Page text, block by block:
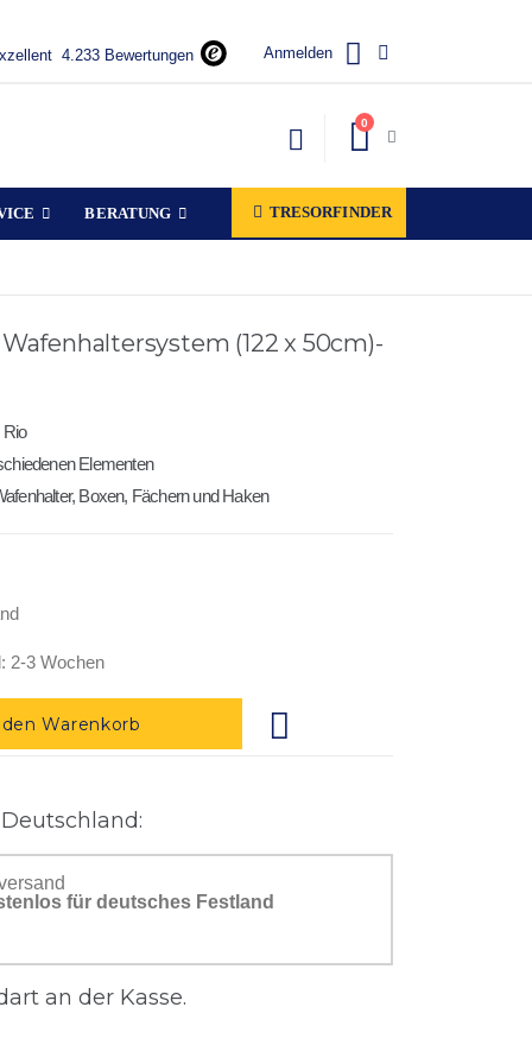
4.233 Bewertungen Anmelden
Warenkorb
0Artikel
BERATUNG TRESORFINDER
(122 x 50cm)-
Elementen
Boxen, Fächern und Haken
2-3 Wochen
Warenkorb
für deutsches Festland
an der Kasse.